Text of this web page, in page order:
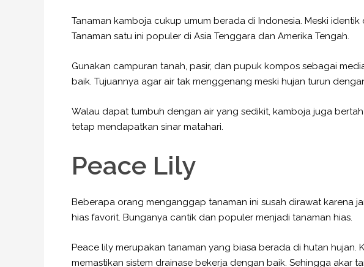
Tanaman kamboja cukup umum berada di Indonesia. Meski
Tanaman satu ini populer di Asia Tenggara dan Amerika Tengah.
Gunakan campuran tanah, pasir, dan pupuk kompos sebagai
baik. Tujuannya agar air tak menggenang meski hujan turun
Walau dapat tumbuh dengan air yang sedikit, kamboja juga
tetap mendapatkan sinar matahari.
Peace Lily
Beberapa orang menganggap tanaman ini susah dirawat karena
hias favorit. Bunganya cantik dan populer menjadi tanaman hias.
Peace lily merupakan tanaman yang biasa berada di hutan
memastikan sistem drainase bekerja dengan baik. Sehingga akar